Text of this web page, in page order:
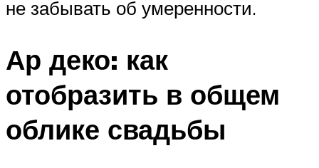
не забывать об умеренности.
Ар деко: как
отобразить в общем
облике свадьбы